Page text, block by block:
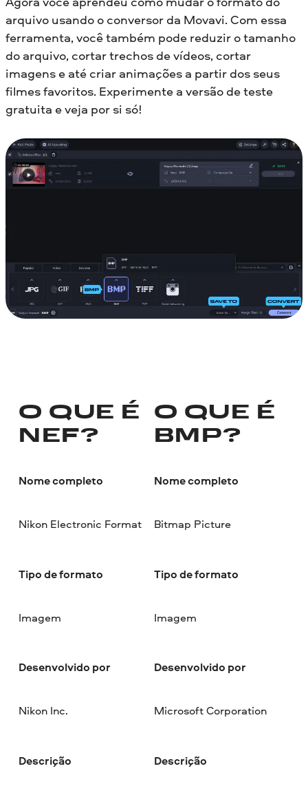
arquivo usando o conversor da Movavi. Com essa
ferramenta, você também pode reduzir o tamanho
do arquivo, cortar trechos de vídeos, cortar
imagens e até criar animações a partir dos seus
filmes favoritos. Experimente a versão de teste
gratuita e veja por si só!
O QUE É
NEF?
Nome completo
Nikon Electronic Format
Tipo de formato
Imagem
Desenvolvido por
Nikon Inc.
Descrição
O QUE É
BMP?
Nome completo
Bitmap Picture
Tipo de formato
Imagem
Desenvolvido por
Microsoft Corporation
Descrição